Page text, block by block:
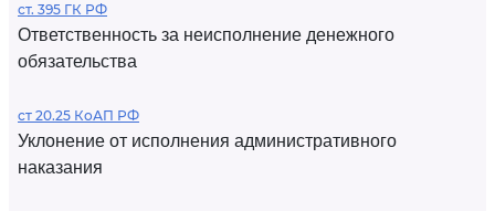
ст. 395 ГК РФ
Ответственность за неисполнение денежного
обязательства
ст 20.25 КоАП РФ
Уклонение от исполнения административного
наказания